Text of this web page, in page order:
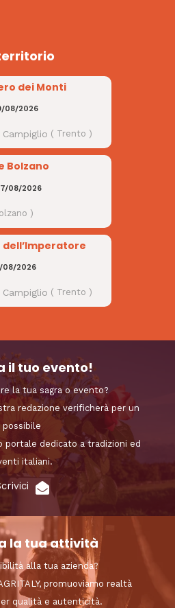
dei Monti
08/2026
( Trento )
Bolzano
08/2026
)
08/2026
( Trento )
il tuo evento!
la tua sagra o evento?
redazione verificherà per un
possibile
dedicato a tradizioni ed
italiani.
la tua attività
alla tua azienda?
promuoviamo realtà
qualità e autenticità.